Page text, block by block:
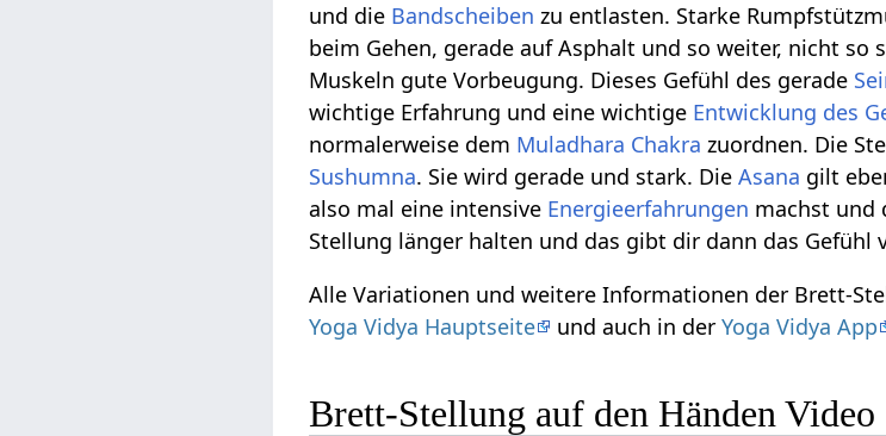
und die Bandscheiben zu entlasten. Starke
beim Gehen, gerade auf Asphalt und so weiter, nicht
Muskeln gute Vorbeugung. Dieses Gefühl des gerade
wichtige Erfahrung und eine wichtige Entwicklung des
normalerweise dem Muladhara Chakra zuordnen. Die
Sushumna. Sie wird gerade und stark. DieAsana gilt
also mal eine intensive Energieerfahrungen machst und
Stellung länger halten und das gibt dir dann das Gefühl
Alle Variationen und weitere Informationen der Brett-
Yoga Vidya Hauptseite
und auch in derYoga Vidya App
Brett-Stellung auf den Händen Video